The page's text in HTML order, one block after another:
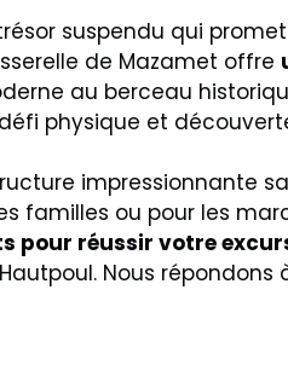
suspendu qui
de Mazamet offre
au berceau
physique et
impressionnante
familles ou pour les
pour réussir votre
Nous